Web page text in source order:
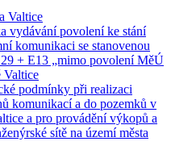
Valtice
vydávání povolení ke stání
komunikaci se stanovenou
+ E13 „mimo povolení MěÚ
Valtice
podmínky při realizaci
komunikací a do pozemků v
a pro provádění výkopů a
sítě na území města